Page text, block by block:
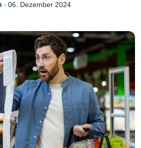
‧ 06. Dezember 2024